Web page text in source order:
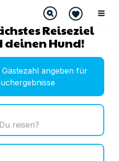
Reiseziel
deinen Hund!
angeben für